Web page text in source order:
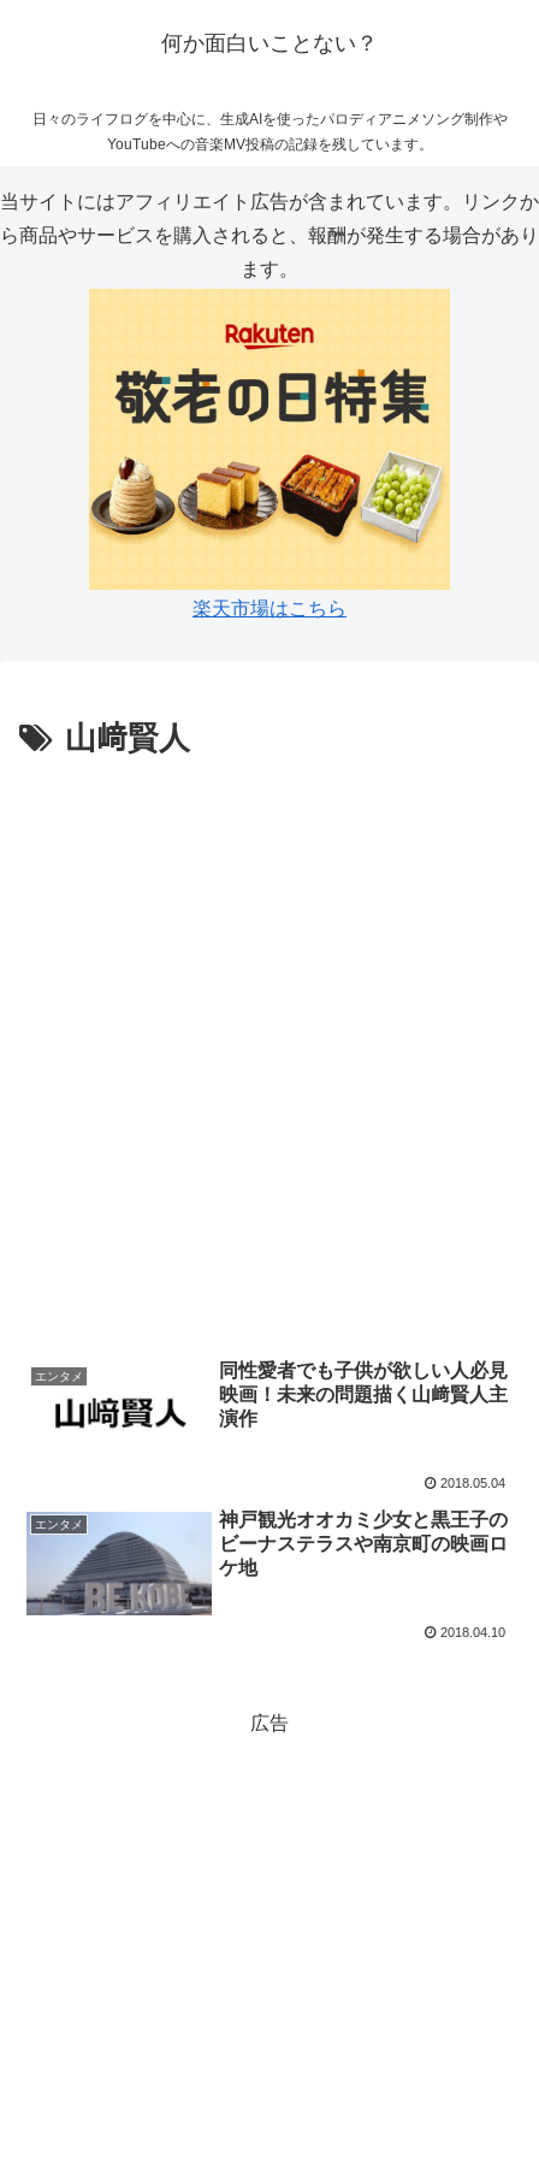
何か面白いことない？
日々のライフログを中心に、生成AIを使ったパロディアニメソング制作や
YouTubeへの音楽MV投稿の記録を残しています。
当サイトにはアフィリエイト広告が含まれています。リンクか
ら商品やサービスを購入されると、報酬が発生する場合があり
ます。
楽天市場はこちら
山﨑賢人
エンタメ
同性愛者でも子供が欲しい人必見
映画！未来の問題描く山﨑賢人主
演作
2018.05.04
エンタメ
神戸観光オオカミ少女と黒王子の
ビーナステラスや南京町の映画ロ
ケ地
2018.04.10
広告